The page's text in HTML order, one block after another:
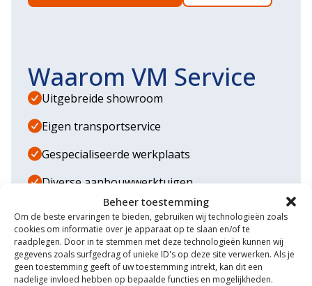
Beheer toestemming
Om de beste ervaringen te bieden, gebruiken wij technologieën zoals
cookies om informatie over je apparaat op te slaan en/of te
raadplegen. Door in te stemmen met deze technologieën kunnen wij
gegevens zoals surfgedrag of unieke ID's op deze site verwerken. Als je
geen toestemming geeft of uw toestemming intrekt, kan dit een
nadelige invloed hebben op bepaalde functies en mogelijkheden.
Waarom VM Service
Uitgebreide showroom
Eigen transportservice
Gespecialiseerde werkplaats
Diverse aanbouwwerktuigen
Grote voorraad minitrekkers
Grootste in kleine tractoren